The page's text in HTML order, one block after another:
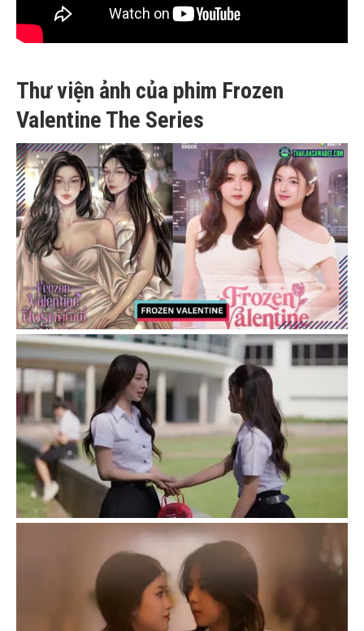
Thư viện ảnh của phim Frozen
Valentine The Series